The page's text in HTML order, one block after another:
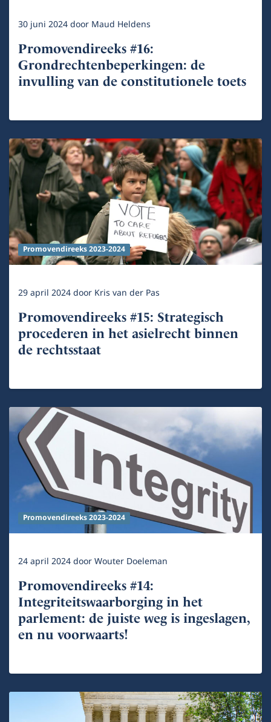
30 juni 2024door Maud Heldens
Promovendireeks #16:
Grondrechtenbeperkingen: de
invulling van de constitutionele toets
Promovendireeks 2023-2024
29 april 2024door Kris van der Pas
Promovendireeks #15: Strategisch
procederen in het asielrecht binnen
de rechtsstaat
Promovendireeks 2023-2024
24 april 2024doorWouter Doeleman
Promovendireeks #14:
Integriteitswaarborging in het
parlement: de juiste weg is ingeslagen,
en nu voorwaarts!